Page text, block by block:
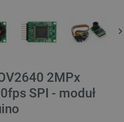
2MPx
SPI - moduł